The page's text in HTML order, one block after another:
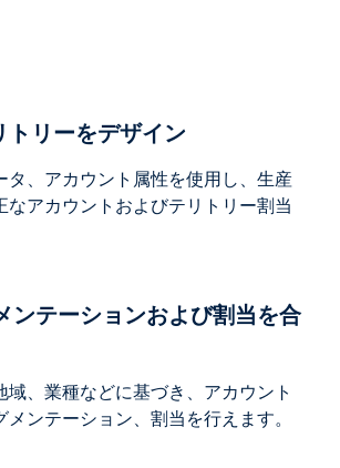
リーをデザイン
タ、アカウント属性を使用し、生産
アカウントおよびテリトリー割当
ンテーションおよび割当を合
、業種などに基づき、アカウント
ンテーション、割当を行えます。